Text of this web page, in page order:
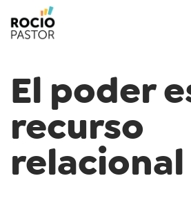
El poder
recurso
relacional